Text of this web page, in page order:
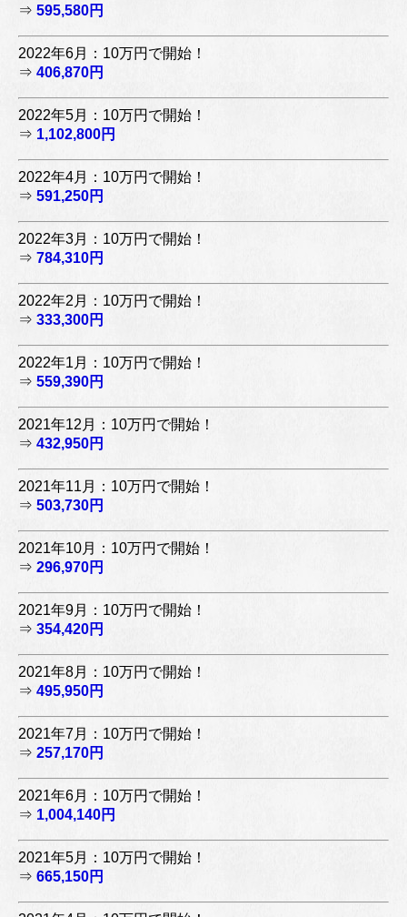
⇒ 595,580円
2022年6月：10万円で開始！
⇒ 406,870円
2022年5月：10万円で開始！
⇒ 1,102,800円
2022年4月：10万円で開始！
⇒ 591,250円
2022年3月：10万円で開始！
⇒ 784,310円
2022年2月：10万円で開始！
⇒ 333,300円
2022年1月：10万円で開始！
⇒ 559,390円
2021年12月：10万円で開始！
⇒ 432,950円
2021年11月：10万円で開始！
⇒ 503,730円
2021年10月：10万円で開始！
⇒ 296,970円
2021年9月：10万円で開始！
⇒ 354,420円
2021年8月：10万円で開始！
⇒ 495,950円
2021年7月：10万円で開始！
⇒ 257,170円
2021年6月：10万円で開始！
⇒ 1,004,140円
2021年5月：10万円で開始！
⇒ 665,150円